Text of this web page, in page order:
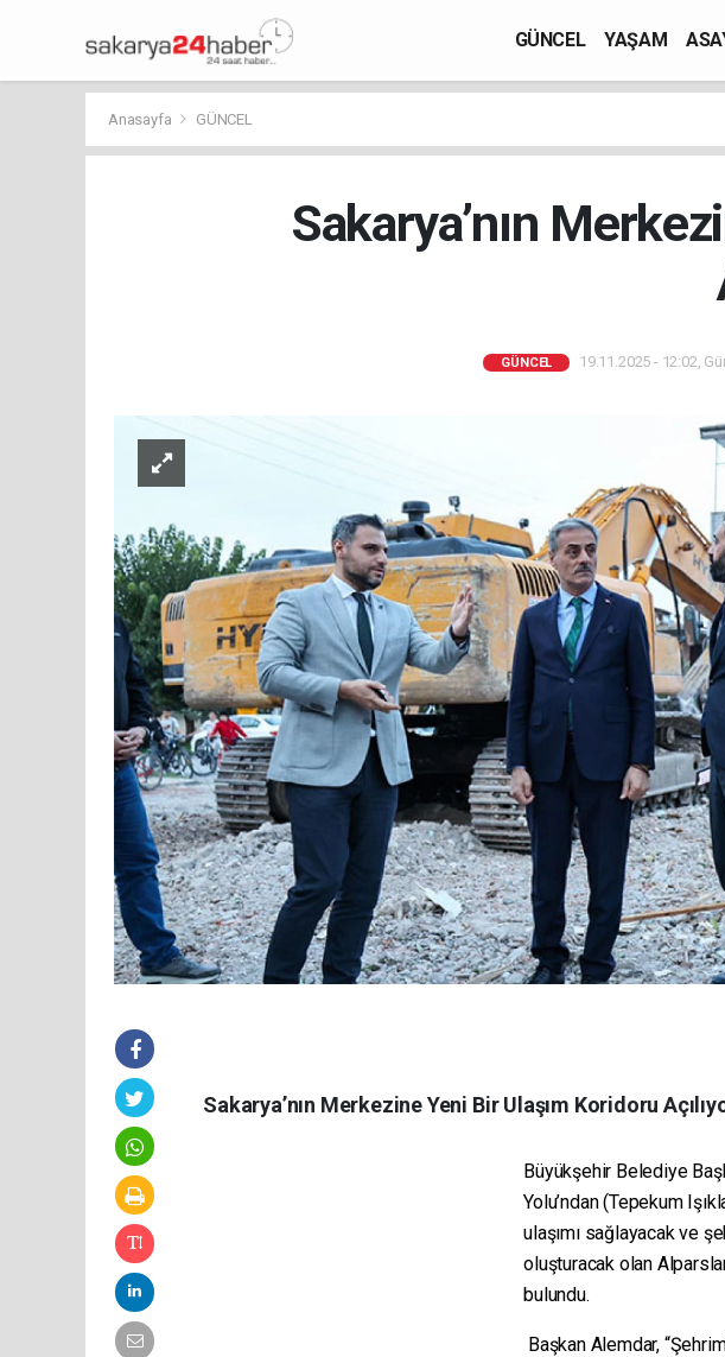
GÜNCEL YAŞAM
Anasayfa GÜNCEL
Sakarya’nın
GÜNCEL 19.11.2025 - 12:02,
Sakarya’nın Merkezine Yeni Bir Ulaşım Koridoru
Büyükşehir Belediye
Yolu’ndan (Tepekum
ulaşımı sağlayacak ve
oluşturacak olan
bulundu.
Başkan Alemdar,